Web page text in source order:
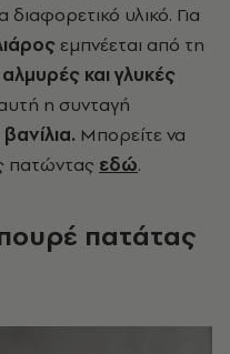
διαφορετικό υλικό. Για
εμπνέεται από τη
αλμυρές και γλυκές
η συνταγή
Μπορείτε να
πατώντας εδώ.
πατάτας